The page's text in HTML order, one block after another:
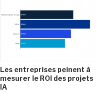
Les entreprises peinent à
mesurer le ROI des projets
IA